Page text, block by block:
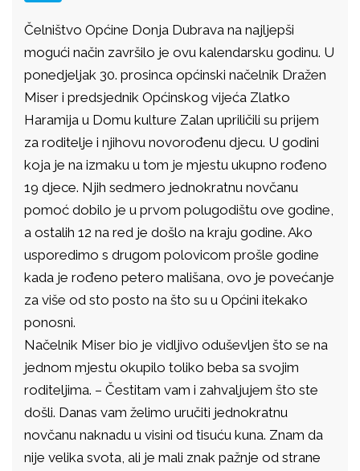
Čelništvo Općine Donja Dubrava na najljepši
mogući način završilo je ovu kalendarsku godinu. U
ponedjeljak 30. prosinca općinski načelnik Dražen
Miser i predsjednik Općinskog vijeća Zlatko
Haramija u Domu kulture Zalan upriličili su prijem
za roditelje i njihovu novorođenu djecu. U godini
koja je na izmaku u tom je mjestu ukupno rođeno
19 djece. Njih sedmero jednokratnu novčanu
pomoć dobilo je u prvom polugodištu ove godine,
a ostalih 12 na red je došlo na kraju godine. Ako
usporedimo s drugom polovicom prošle godine
kada je rođeno petero mališana, ovo je povećanje
za više od sto posto na što su u Općini itekako
ponosni.
Načelnik Miser bio je vidljivo oduševljen što se na
jednom mjestu okupilo toliko beba sa svojim
roditeljima. – Čestitam vam i zahvaljujem što ste
došli. Danas vam želimo uručiti jednokratnu
novčanu naknadu u visini od tisuću kuna. Znam da
nije velika svota, ali je mali znak pažnje od strane